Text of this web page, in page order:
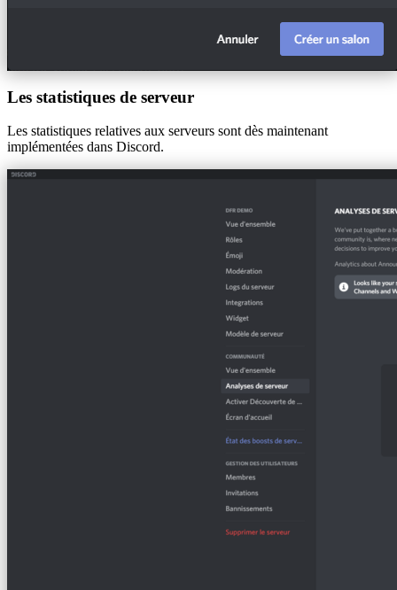
Les statistiques de serveur
Les statistiques relatives aux serveurs sont dès maintenant
implémentées dans Discord.